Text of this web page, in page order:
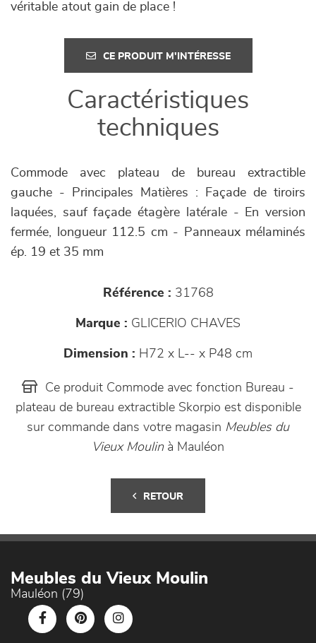
véritable atout gain de place !
CE PRODUIT M'INTÉRESSE
Caractéristiques
techniques
Commode avec plateau de bureau extractible
gauche - Principales Matières : Façade de tiroirs
laquées, sauf façade étagère latérale - En version
fermée, longueur 112.5 cm - Panneaux mélaminés
ép. 19 et 35 mm
Référence : 31768
Marque : GLICERIO CHAVES
Dimension : H72 x L-- x P48 cm
Ce produit Commode avec fonction Bureau -
plateau de bureau extractible Skorpio est disponible
sur commande dans votre magasin Meubles du
Vieux Moulinà Mauléon
RETOUR
Meubles du Vieux Moulin
Mauléon (79)